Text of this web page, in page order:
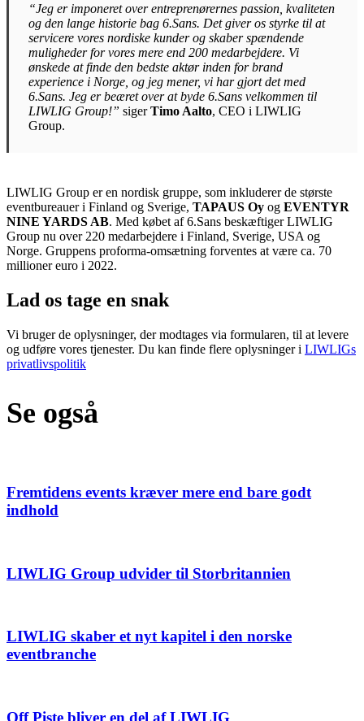
“Jeg er imponeret over entreprenørernes passion, kvaliteten
og den lange historie bag 6.Sans. Det giver os styrke til at
servicere vores nordiske kunder og skaber spændende
muligheder for vores mere end 200 medarbejdere. Vi
ønskede at finde den bedste aktør inden for brand
experience i Norge, og jeg mener, vi har gjort det med
6.Sans. Jeg er beæret over at byde 6.Sans velkommen til
LIWLIG Group!” sigerTimo Aalto, CEO i LIWLIG
Group.
LIWLIG Group er en nordisk gruppe, som inkluderer de største
eventbureauer i Finland og Sverige, TAPAUS Oy og EVENTYR
NINE YARDS AB. Med købet af 6.Sans beskæftiger LIWLIG
Group nu over 220 medarbejdere i Finland, Sverige, USA og
Norge. Gruppens proforma-omsætning forventes at være ca. 70
millioner euro i 2022.
Lad os tage en snak
Vi bruger de oplysninger, der modtages via formularen, til at levere
og udføre vores tjenester. Du kan finde flere oplysninger i LIWLIGs
privatlivspolitik
Se også
Fremtidens events kræver mere end bare godt
indhold
LIWLIG Group udvider til Storbritannien
LIWLIG skaber et nyt kapitel i den norske
eventbranche
Off Piste bliver en del af LIWLIG